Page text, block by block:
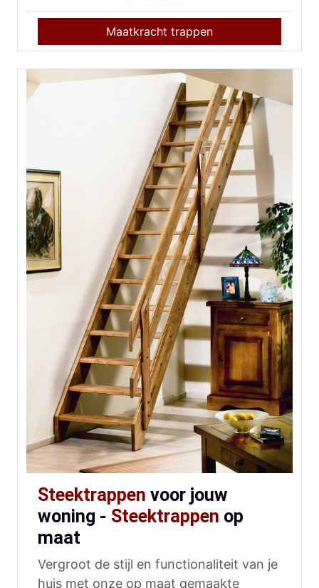
Maatkracht trappen
Steektrappen voor jouw
woning - Steektrappen op
maat
Vergroot de stijl en functionaliteit van je
huis met onze op maat gemaakte